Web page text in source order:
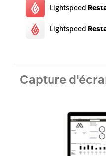
Lightspeed
Lightspeed
Capture